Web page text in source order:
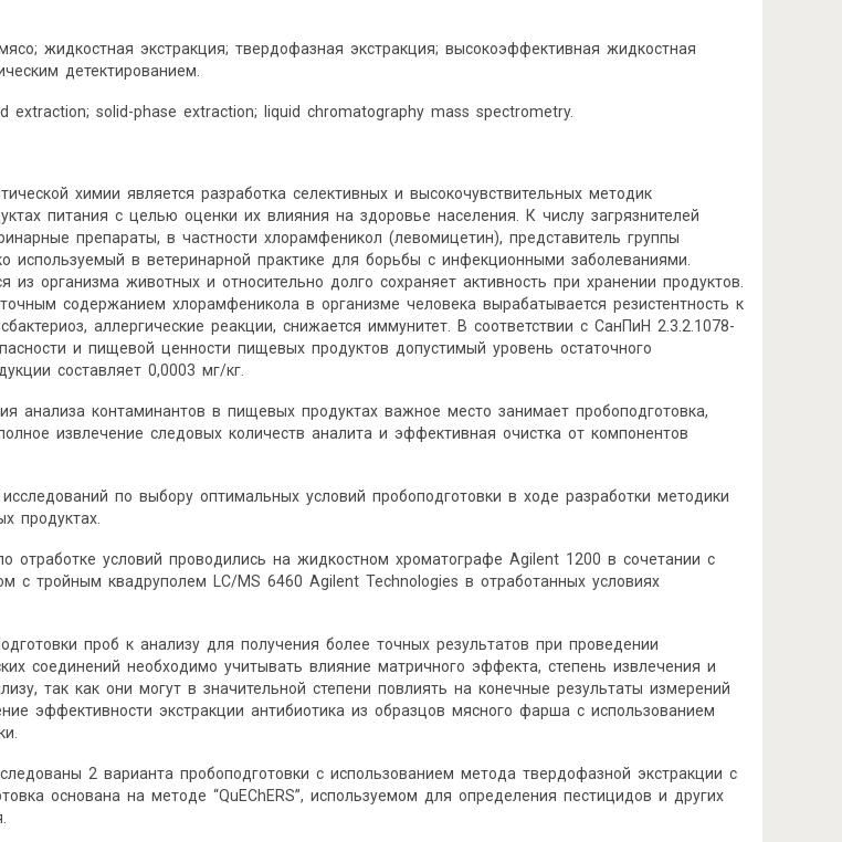
жидкостная экстракция; твердофазная экстракция; высокоэффективная жидкостная
детектированием.
extraction; solid-phase extraction; liquid chromatography mass spectrometry.
химии является разработка селективных и высокочувствительных методик
питания с целью оценки их влияния на здоровье населения. К числу загрязнителей
препараты, в частности хлорамфеникол (левомицетин), представитель группы
используемый в ветеринарной практике для борьбы с инфекционными заболеваниями.
организма животных и относительно долго сохраняет активность при хранении продуктов.
содержанием хлорамфеникола в организме человека вырабатывается резистентность к
аллергические реакции, снижается иммунитет. В соответствии с СанПиН 2.3.2.1078-
и пищевой ценности пищевых продуктов допустимый уровень остаточного
составляет 0,0003 мг/кг.
анализа контаминантов в пищевых продуктах важное место занимает пробоподготовка,
извлечение следовых количеств аналита и эффективная очистка от компонентов
по выбору оптимальных условий пробоподготовки в ходе разработки методики
продуктах.
отработке условий проводились на жидкостном хроматографе Agilent 1200 в сочетании с
с тройным квадруполем LC/MS 6460 Agilent Technologies в отработанных условиях
проб к анализу для получения более точных результатов при проведении
соединений необходимо учитывать влияние матричного эффекта, степень извлечения и
так как они могут в значительной степени повлиять на конечные результаты измерений
эффективности экстракции антибиотика из образцов мясного фарша с использованием
2 варианта пробоподготовки с использованием метода твердофазной экстракции с
основана на методе “QuEChERS”, используемом для определения пестицидов и других